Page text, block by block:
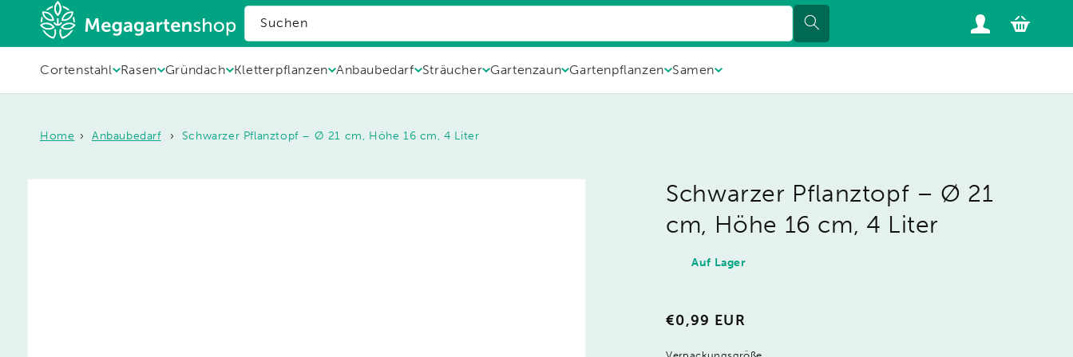
zum
Inhalt
Suchen
Cortenstahl Rasen Gründach Kletterpflanzen Anbaubedarf Sträucher Gartenzaun Gartenpflanzen Samen
Home Anbaubedarf Schwarzer Pflanztopf – Ø 21 cm, Höhe 16 cm, 4 Liter
Schwarzer Pflanztopf – Ø 21
cm, Höhe 16 cm, 4 Liter
Auf Lager
Normaler
€0,99 EUR